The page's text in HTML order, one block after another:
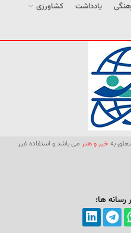
یادداشت
کشاورزی
بهخبر و هنر می باشد و استفاده غیر
رسانه ها: